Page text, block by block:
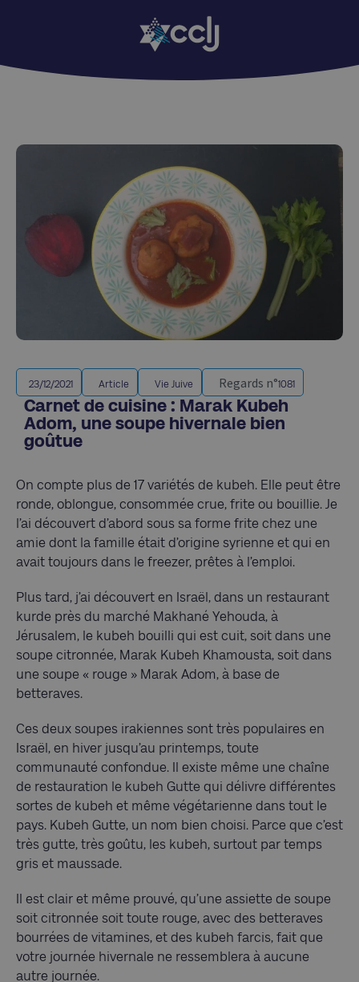
23/12/2021 Article Vie Juive Regards n°1081
Carnet de cuisine : Marak Kubeh
Adom, une soupe hivernale bien
goûtue
On compte plus de 17 variétés de kubeh. Elle peut être
ronde, oblongue, consommée crue, frite ou bouillie. Je
l’ai découvert d’abord sous sa forme frite chez une
amie dont la famille était d’origine syrienne et qui en
avait toujours dans le freezer, prêtes à l’emploi.
Plus tard, j’ai découvert en Israël, dans un restaurant
kurde près du marché Makhané Yehouda, à
Jérusalem, le kubeh bouilli qui est cuit, soit dans une
soupe citronnée, Marak Kubeh Khamousta, soit dans
une soupe « rouge » Marak Adom, à base de
betteraves.
Ces deux soupes irakiennes sont très populaires en
Israël, en hiver jusqu’au printemps, toute
communauté confondue. Il existe même une chaîne
de restauration le kubeh Gutte qui délivre différentes
sortes de kubeh et même végétarienne dans tout le
pays. Kubeh Gutte, un nom bien choisi. Parce que c’est
très gutte, très goûtu, les kubeh, surtout par temps
gris et maussade.
Il est clair et même prouvé, qu’une assiette de soupe
soit citronnée soit toute rouge, avec des betteraves
bourrées de vitamines, et des kubeh farcis, fait que
votre journée hivernale ne ressemblera à aucune
autre journée.